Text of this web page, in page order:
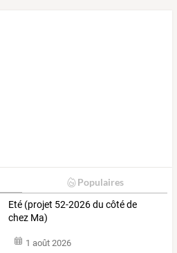
Populaires
Eté (projet 52-2026 du côté de
chez Ma)
1 août 2026